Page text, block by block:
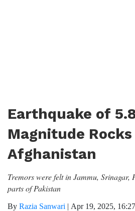
Earthquake of
Magnitude Rocks
Afghanistan
Tremors were felt in Jammu,
parts of Pakistan
By Razia Sanwari | Apr 19, 2025,